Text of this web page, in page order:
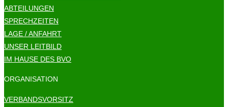
ABTEILUNGEN
SPRECHZEITEN
LAGE / ANFAHRT
UNSER LEITBILD
IM HAUSE DES BVO
ORGANISATION
VERBANDSVORSITZ